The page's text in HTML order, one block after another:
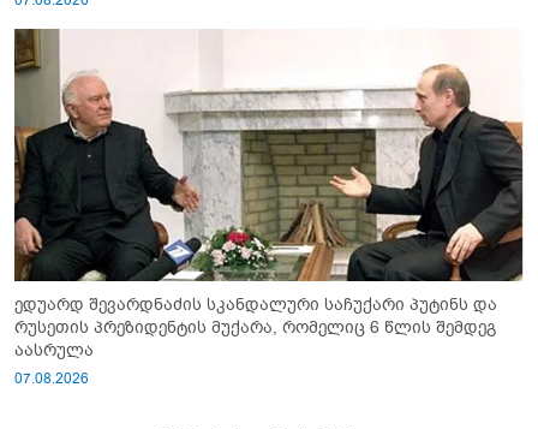
ედუარდ შევარდნაძის სკანდალური საჩუქარი პუტინს და
რუსეთის პრეზიდენტის მუქარა, რომელიც 6 წლის შემდეგ
აასრულა
07.08.2026